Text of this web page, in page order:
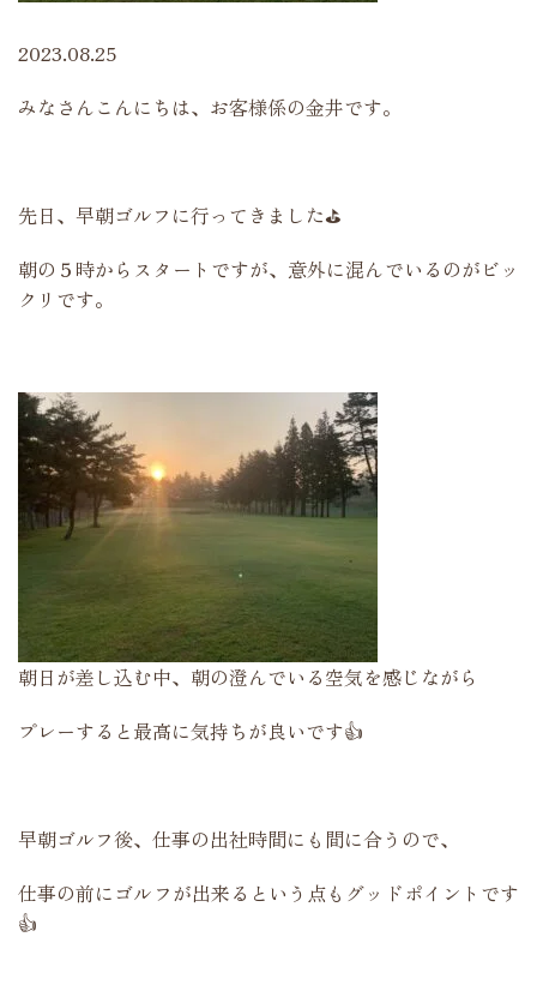
2023.08.25
みなさんこんにちは、お客様係の金井です。
先日、早朝ゴルフに行ってきました⛳
朝の５時からスタートですが、意外に混んでいるのがビッ
クリです。
朝日が差し込む中、朝の澄んでいる空気を感じながら
プレーすると最高に気持ちが良いです👍
早朝ゴルフ後、仕事の出社時間にも間に合うので、
仕事の前にゴルフが出来るという点もグッドポイントです
👍